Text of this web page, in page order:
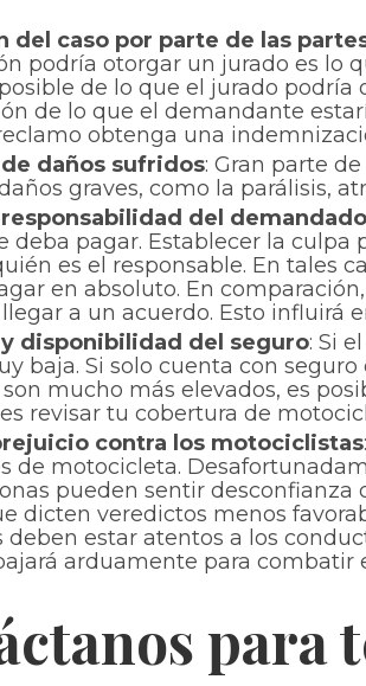
del caso por parte de las
podría otorgar un jurado es lo
de lo que el jurado
de lo que el demandante
obtenga una
daños sufridos: Gran parte
graves, como la parálisis,
del demandado
deba pagar. Establecer la culpa
es el responsable. En tales
en absoluto. En
a un acuerdo. Esto influirá
disponibilidad del seguro: Si
baja. Si solo cuenta con
mucho más elevados, es
revisar tu cobertura de
contra los motociclistas
de motocicleta.
pueden sentir desconfianza
dicten veredictos menos
estar atentos a los
arduamente para combatir
para